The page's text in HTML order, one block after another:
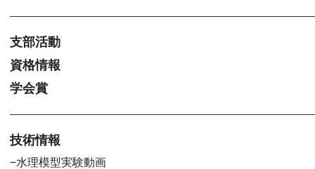
支部活動
資格情報
学会賞
技術情報
水理模型実験動画